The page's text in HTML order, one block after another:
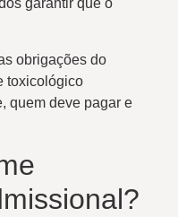
garantir que o
obrigações do
toxicológico
quem deve pagar e